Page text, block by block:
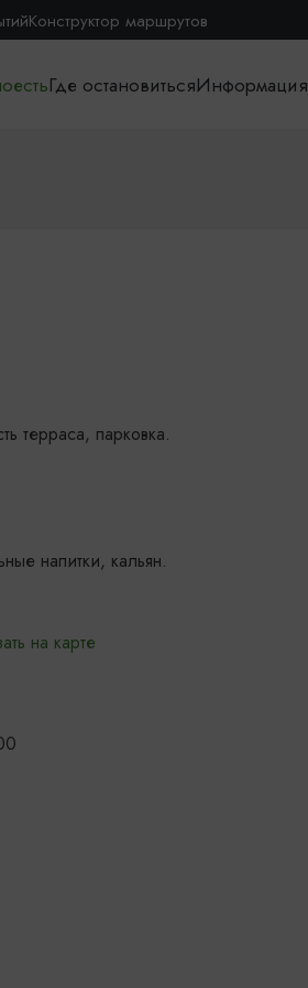
Конструктор маршрутов
Где остановитьсяИнформация
терраса, парковка.
напитки, кальян.
на карте